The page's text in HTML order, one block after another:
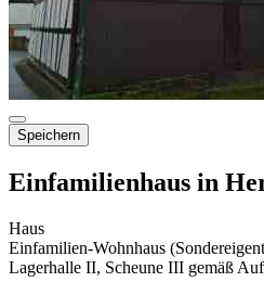
Speichern
Einfamilienhaus in
Haus
Einfamilien-Wohnhaus
Lagerhalle II, Scheune III gemäß